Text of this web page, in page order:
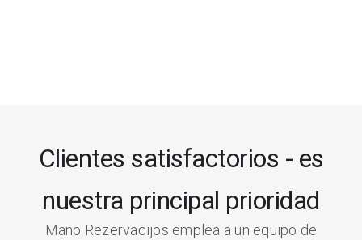
Clientes satisfactorios - es
nuestra principal prioridad
Mano Rezervacijos emplea a un equipo de